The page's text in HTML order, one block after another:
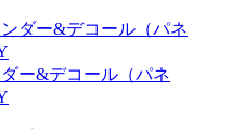
ー&デコール（パネ